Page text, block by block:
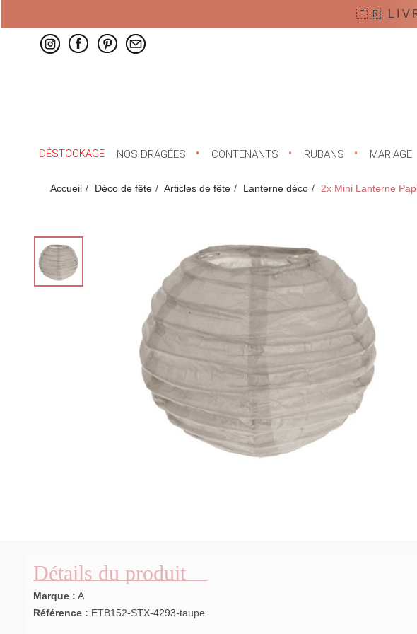
🇫🇷
DÉSTOCKAGE NOS DRAGÉES CONTENANTS RUBANS MARIAGE
Accueil Déco de fête Articles de fête Lanterne déco 2x Mini Lanterne
Détails du produit
Marque : A
Référence : ETB152-STX-4293-taupe